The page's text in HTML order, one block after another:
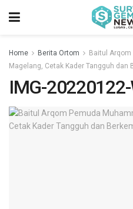
Home Berita Ortom
Baitul
Magelang, Cetak Kader Tangguh dan
IMG-